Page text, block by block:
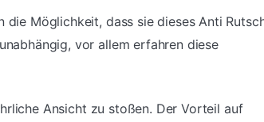
die Möglichkeit, dass sie dieses Anti
vor allem erfahren diese
Ansicht zu stoßen. Der Vorteil auf